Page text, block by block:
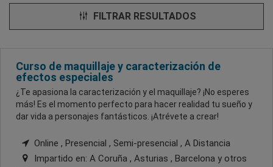
FILTRAR RESULTADOS
Curso de maquillaje y caracterización de
efectos especiales
¿Te apasiona la caracterización y el maquillaje? ¡No esperes
más! Es el momento perfecto para hacer realidad tu sueño y
dar vida a personajes fantásticos. ¡Atrévete a crear!
Online , Presencial , Semi-presencial , A Distancia
Impartido en: A Coruña , Asturias , Barcelona y otros